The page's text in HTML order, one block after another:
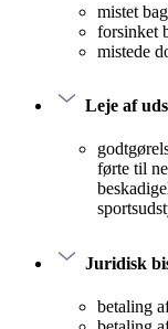
mistet
forsinket
mistede
Leje af
førte til
Juridisk
betaling